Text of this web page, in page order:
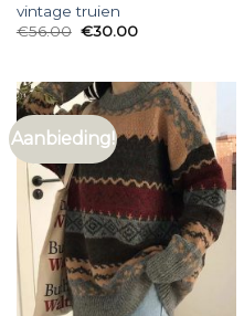
vintage truien
€56.00 €30.00
Aanbieding!